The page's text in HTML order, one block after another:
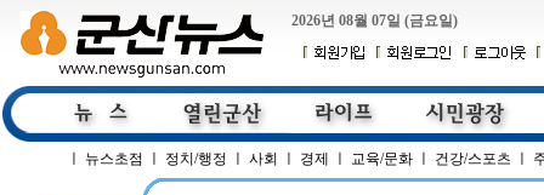
2026년 08월 07일 (금요일)
뉴스초점 정치/행정 사회 경제 교육/문화 건강/스포츠